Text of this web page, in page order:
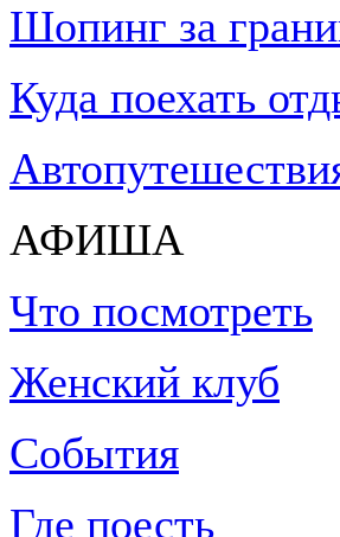
Шопинг за
Куда поехать
АФИША
Что посмотреть
Женский клуб
События
Где поесть